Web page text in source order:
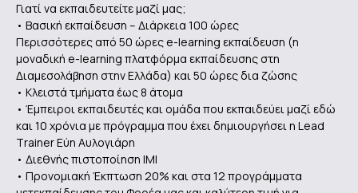
Γιατί να εκπαιδευτείτε μαζί μας;
• Βασική εκπαίδευση – Διάρκεια 100 ώρες
Περισσότερες από 50 ώρες e-learning εκπαίδευση (η
μοναδική e-learning πλατφόρμα εκπαίδευσης στη
Διαμεσολάβηση στην Ελλάδα) και 50 ώρες δια ζώσης
• Κλειστά τμήματα έως 8 άτομα
• Έμπειροι εκπαιδευτές και ομάδα που εκπαιδεύει μαζί εδώ
και 10 χρόνια με πρόγραμμα που έχει δημιουργήσει η Lead
Τrainer Εύη Αυλογιάρη
• Διεθνής πιστοποίηση ΙΜΙ
• Προνομιακή Έκπτωση 20% και στα 12 προγράμματα